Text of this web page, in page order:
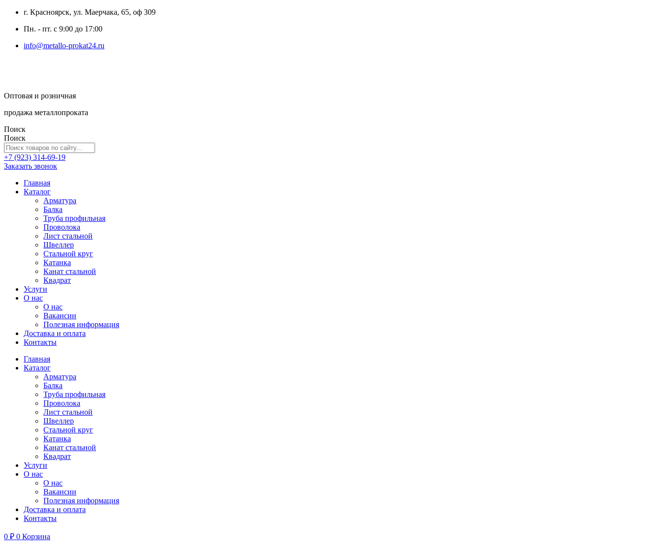
г. Красноярск, ул. Маерчака, 65, оф 309
Пн. - пт. с 9:00 до 17:00
info@metallo-prokat24.ru
Оптовая и розничная
продажа металлопроката
Поиск
Поиск
+7 (923) 314-69-19
Заказать звонок
Главная
Каталог
Арматура
Балка
Труба профильная
Проволока
Лист стальной
Швеллер
Стальной круг
Катанка
Канат стальной
Квадрат
Услуги
О нас
О нас
Вакансии
Полезная информация
Доставка и оплата
Контакты
Главная
Каталог
Арматура
Балка
Труба профильная
Проволока
Лист стальной
Швеллер
Стальной круг
Катанка
Канат стальной
Квадрат
Услуги
О нас
О нас
Вакансии
Полезная информация
Доставка и оплата
Контакты
0 ₽ 0 Корзина